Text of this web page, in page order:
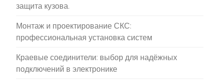
защита кузова.
Монтаж и проектирование СКС:
профессиональная установка систем
Краевые соединители: выбор для надёжных
подключений в электронике